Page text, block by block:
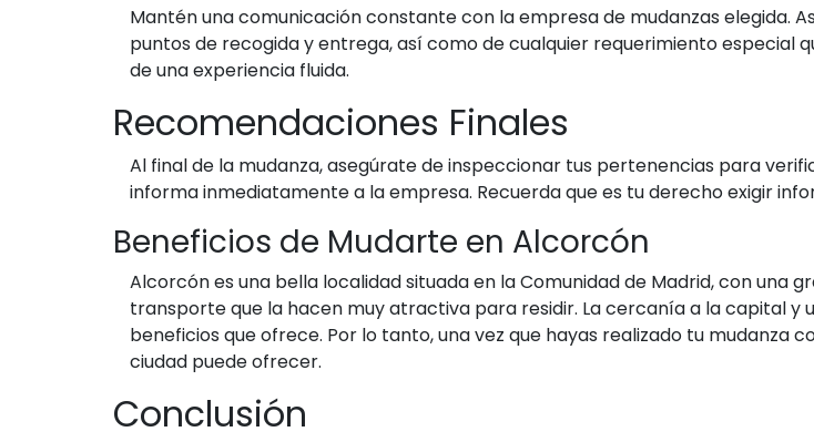
Mantén una comunicación constante con la empresa de mudanzas elegida.
puntos de recogida y entrega, así como de cualquier requerimiento especial
de una experiencia fluida.
Recomendaciones Finales
Al final de la mudanza, asegúrate de inspeccionar tus pertenencias para
informa inmediatamente a la empresa. Recuerda que es tu derecho exigir
Beneficios de Mudarte en Alcorcón
Alcorcón es una bella localidad situada en la Comunidad de Madrid, con una
transporte que la hacen muy atractiva para residir. La cercanía a la capital y
beneficios que ofrece. Por lo tanto, una vez que hayas realizado tu mudanza
ciudad puede ofrecer.
Conclusión